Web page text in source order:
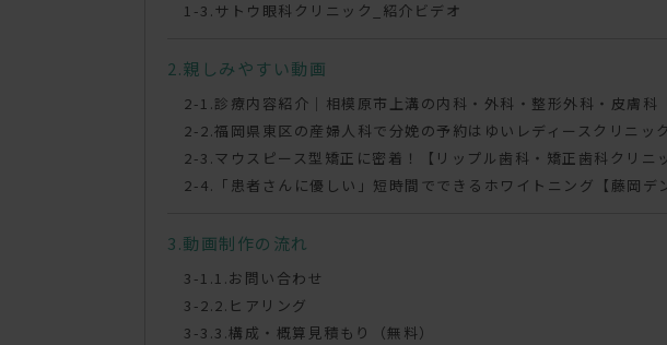
サトウ眼科クリニック_紹介ビデオ
親しみやすい動画
診療内容紹介｜相模原市上溝の内科・外科・整形外科・皮膚科
福岡県東区の産婦人科で分娩の予約はゆいレディースクリニック
マウスピース型矯正に密着！【リップル歯科・矯正歯科クリニ
「患者さんに優しい」短時間でできるホワイトニング【藤岡デ
動画制作の流れ
1.お問い合わせ
2.ヒアリング
3.構成・概算見積もり（無料）